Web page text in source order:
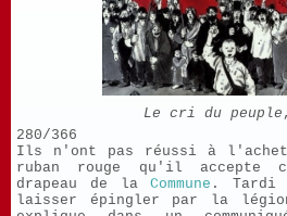
Le cri du peuple
280/366
Ils n'ont pas réussi à
ruban rouge qu'il accepte
drapeau de laCommune . Tardi
laisser épingler par la